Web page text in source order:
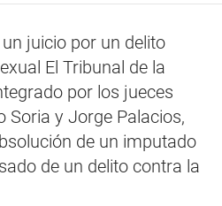
juicio por un delito
El Tribunal de la
por los jueces
Soria y Jorge Palacios,
de un imputado
de un delito contra la